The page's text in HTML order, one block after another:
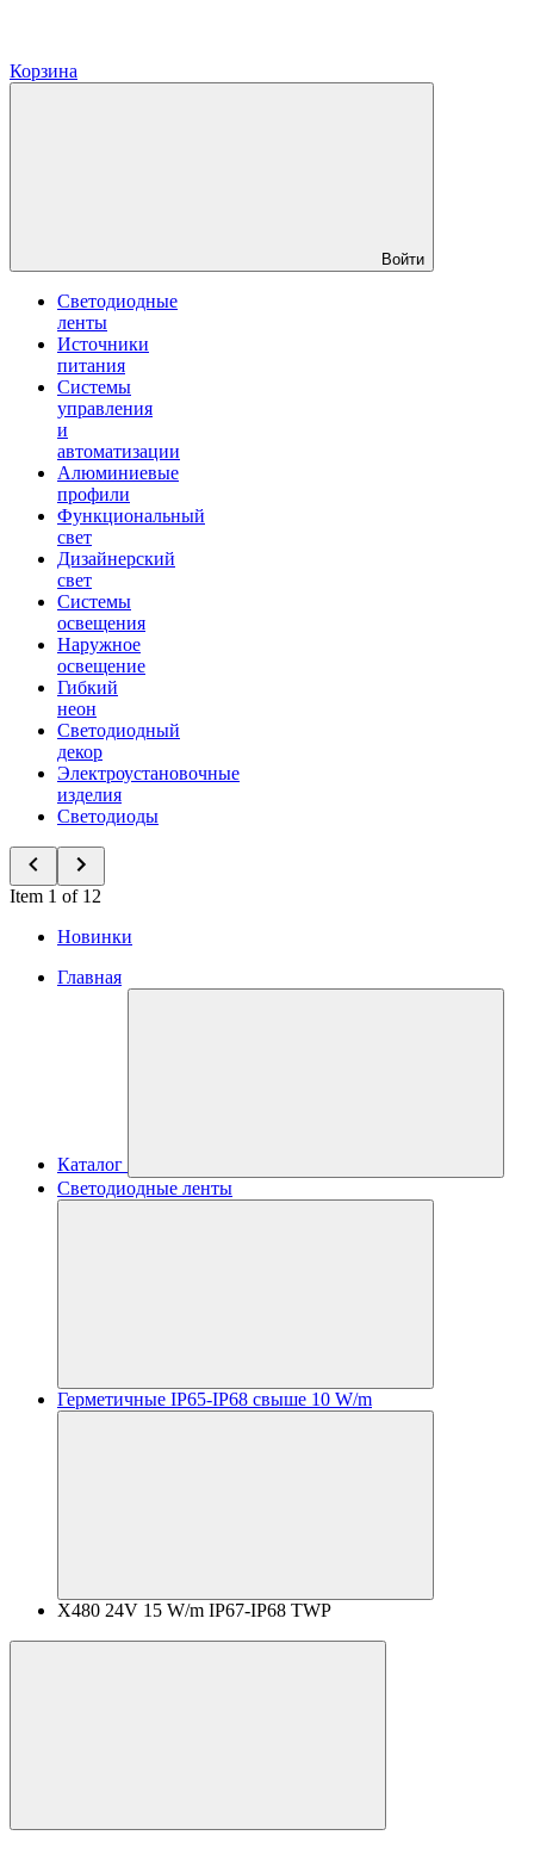
Корзина
Войти
Светодиодные
ленты
Источники
питания
Системы
управления
и
автоматизации
Алюминиевые
профили
Функциональный
свет
Дизайнерский
свет
Системы
освещения
Наружное
освещение
Гибкий
неон
Светодиодный
декор
Электроустановочные
изделия
Светодиоды
Item 1 of 12
Новинки
Главная
Каталог
Светодиодные ленты
Герметичные IP65-IP68 свыше 10 W/m
X480 24V 15 W/m IP67-IP68 TWP